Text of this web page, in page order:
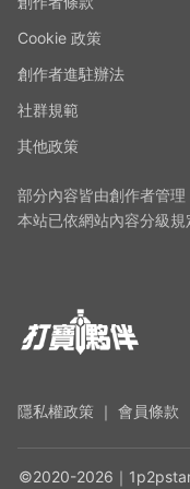
Cookie 政策
創作者進駐辦法
社群規範
其他政策
部分內容皆由創作者管理
本站已依網站內容分級規
隱私權政策 ｜ 會員條款
©2020-2026｜